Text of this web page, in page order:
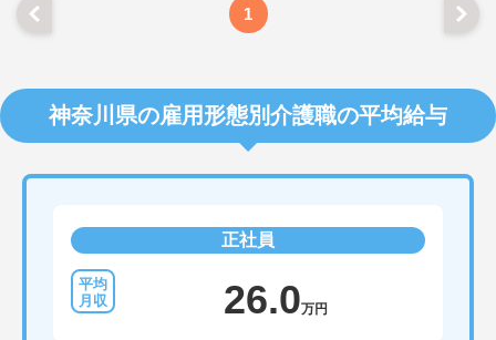
1
神奈川県の雇用形態別介護職の平均給与
正社員
26.0万円